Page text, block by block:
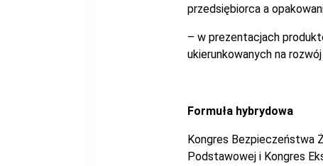
przedsiębiorca a
– w prezentacjach
ukierunkowanych na
Formuła hybrydowa
Kongres Bezpieczeństwa
Podstawowej i Kongres